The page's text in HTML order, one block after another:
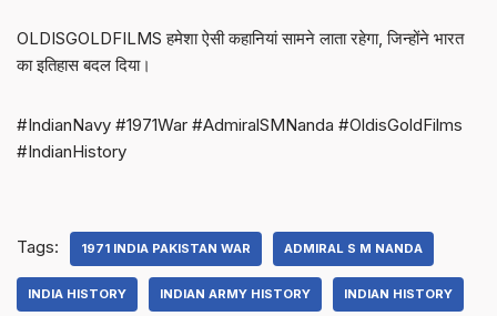
OLDISGOLDFILMS हमेशा ऐसी कहानियां सामने लाता रहेगा, जिन्होंने भारत
का इतिहास बदल दिया।
#IndianNavy #1971War #AdmiralSMNanda #OldisGoldFilms
#IndianHistory
Tags: 1971 INDIA PAKISTAN WAR ADMIRAL S M NANDA
INDIA HISTORY INDIAN ARMY HISTORY INDIAN HISTORY